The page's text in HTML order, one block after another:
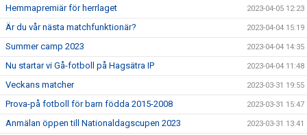
Hemmapremiär för herrlaget 2023-04-05 12:23
Är du vår nästa matchfunktionär? 2023-04-04 15:19
Summer camp 2023 2023-04-04 14:35
Nu startar vi Gå-fotboll på Hagsätra IP 2023-04-04 11:48
Veckans matcher 2023-03-31 19:55
Prova-på fotboll för barn födda 2015-2008 2023-03-31 15:47
Anmälan öppen till Nationaldagscupen 2023 2023-03-31 13:41